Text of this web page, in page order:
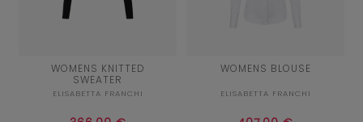
WOMENS KNITTED
SWEATER
ELISABETTA FRANCHI
NEGRO
WOMENS BLOUSE
ELISABETTA FRANCHI